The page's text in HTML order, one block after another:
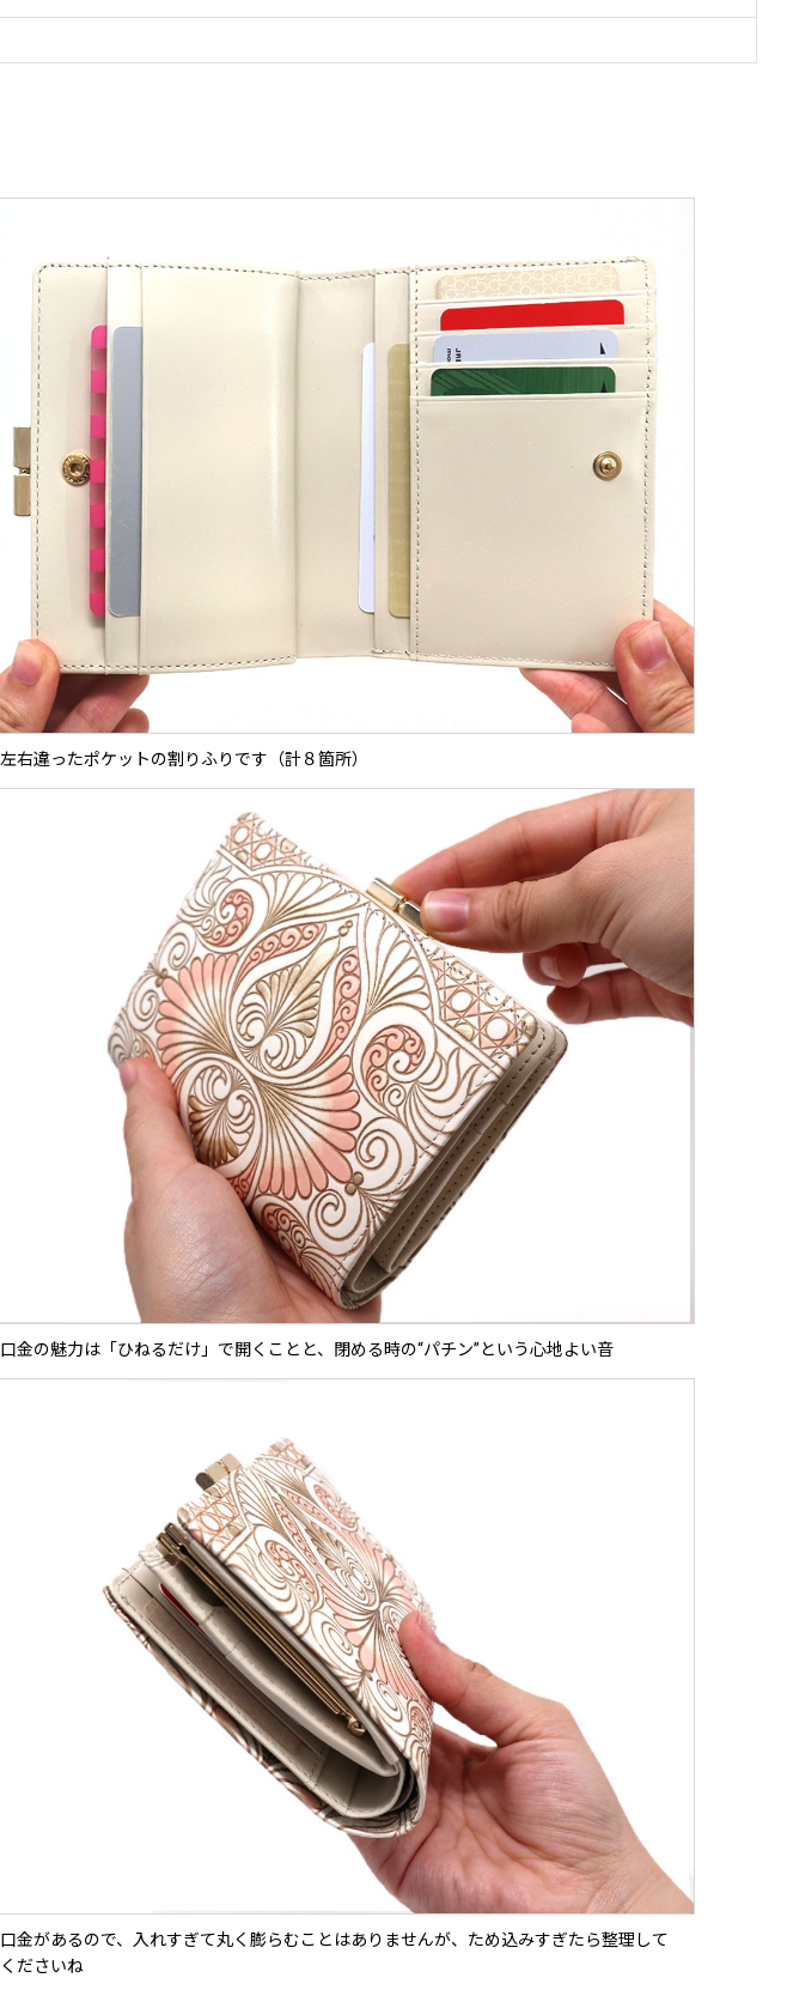
左右違ったポケットの割りふりです（計８箇所）
口金の魅力は「ひねるだけ」で開くことと、閉める時の“パチン”という心地よい音
口金があるので、入れすぎて丸く膨らむことはありませんが、ため込みすぎたら整理して
くださいね